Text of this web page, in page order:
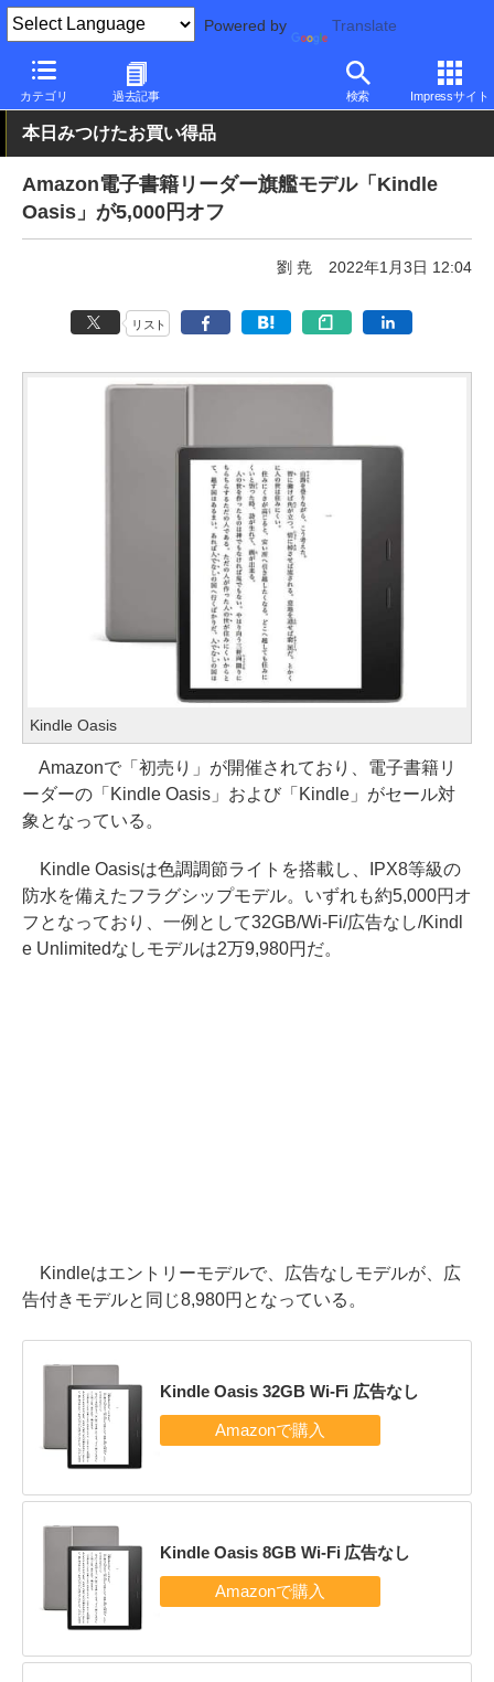
Powered by Translate
カテゴリ 過去記事 検索 Impressサイト
PC Watch パソコン/タブレット/スマートフォン タブレット そ
本日みつけたお買い得品
Amazon電子書籍リーダー旗艦モデル「Kindle
Oasis」が5,000円オフ
劉 尭 2022年1月3日 12:04
リスト
Kindle Oasis
Amazonで「初売り」が開催されており、電子書籍リ
ーダーの「Kindle Oasis」および「Kindle」がセール対
象となっている。
Kindle Oasisは色調調節ライトを搭載し、IPX8等級の
防水を備えたフラグシップモデル。いずれも約5,000円オ
フとなっており、一例として32GB/Wi-Fi/広告なし/Kindl
e Unlimitedなしモデルは2万9,980円だ。
Kindleはエントリーモデルで、広告なしモデルが、広
告付きモデルと同じ8,980円となっている。
Kindle Oasis 32GB Wi-Fi 広告なし
Kindle Oasis 8GB Wi-Fi 広告なし